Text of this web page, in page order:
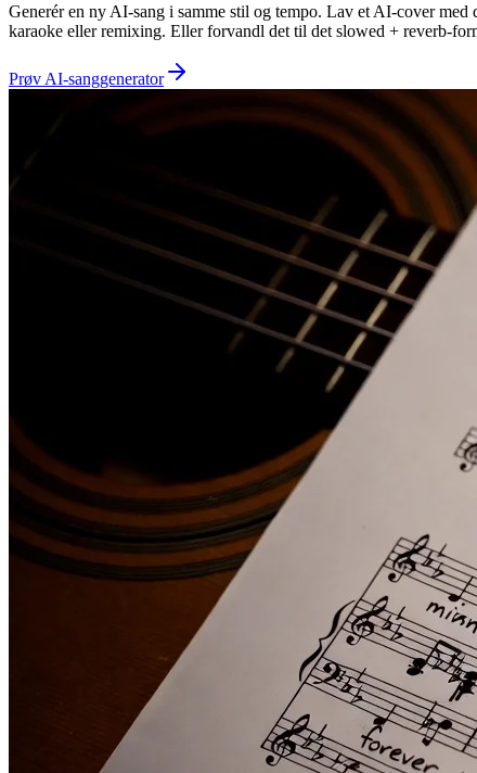
Generér en ny AI-sang i samme stil og tempo. Lav et AI-cover
karaoke eller remixing. Eller forvandl det til det slowed + reverb-
Prøv AI-sanggenerator